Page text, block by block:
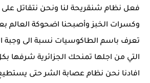
فعل نظام شنقريحة لنا ونحن نتقاتل
وكسرات الخبز وأصبحنا اضحوكة العالم
تعرف باسم الطاكوسيات نسبة الى وجبة
التي من اجلها تمنحك الجزائرية شرفها
افادنا نحن نظام عصابة الشر حتى